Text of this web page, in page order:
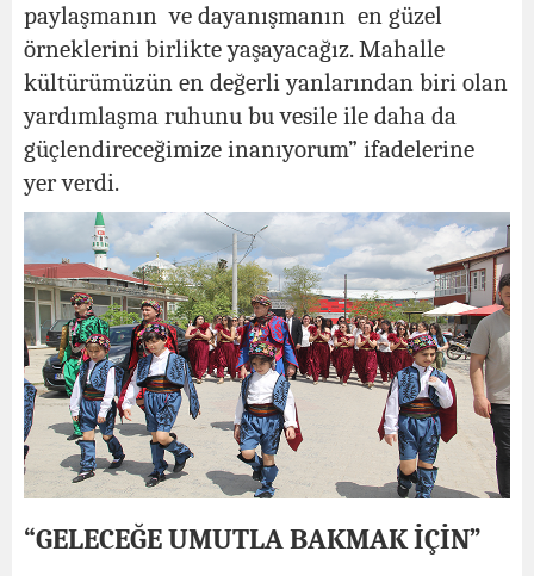
paylaşmanın ve dayanışmanın en güzel
örneklerini birlikte yaşayacağız. Mahalle
kültürümüzün en değerli yanlarından biri olan
yardımlaşma ruhunu bu vesile ile daha da
güçlendireceğimize inanıyorum” ifadelerine
yer verdi.
“GELECEĞE UMUTLA BAKMAK İÇİN”